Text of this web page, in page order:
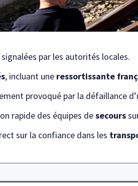
signalées par les autorités locales.
, incluant une ressortissante
provoqué par la défaillance
rapide des équipes desecours
sur la confiance dans les